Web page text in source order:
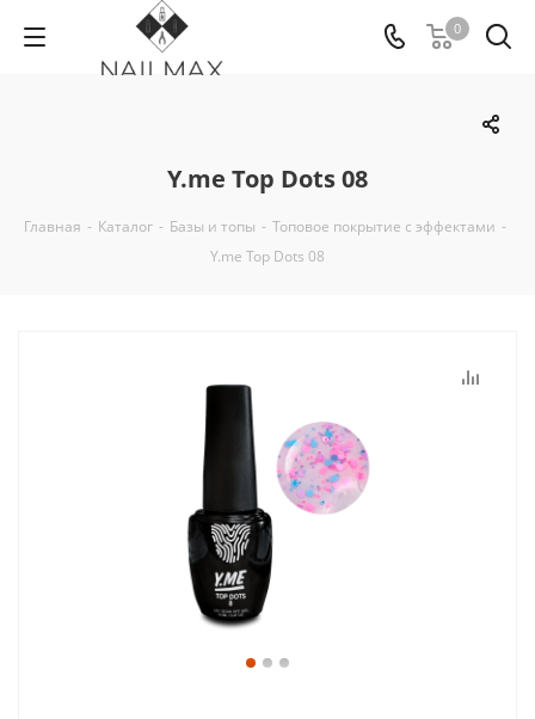
0
Y.me Top Dots 08
Главная - Каталог - Базы и топы - Топовое покрытие с эффектами -
Y.me Top Dots 08